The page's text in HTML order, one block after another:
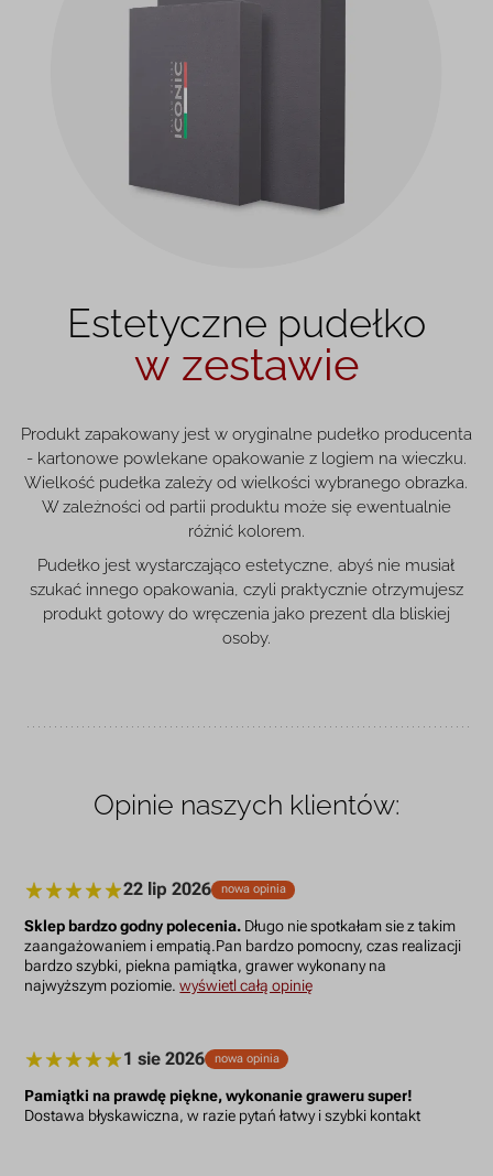
Estetyczne pudełko
w zestawie
Produkt zapakowany jest w oryginalne pudełko producenta
- kartonowe powlekane opakowanie z logiem na wieczku.
Wielkość pudełka zależy od wielkości wybranego obrazka.
W zależności od partii produktu może się ewentualnie
różnić kolorem.
Pudełko jest wystarczająco estetyczne, abyś nie musiał
szukać innego opakowania, czyli praktycznie otrzymujesz
produkt gotowy do wręczenia jako prezent dla bliskiej
osoby.
Opinie naszych klientów:
22 lip 2026 nowa opinia
Sklep bardzo godny polecenia. Długo nie spotkałam sie z takim
zaangażowaniem i empatią.Pan bardzo pomocny, czas realizacji
bardzo szybki, piekna pamiątka, grawer wykonany na
najwyższym poziomie.wyświetl całą opinię
1 sie 2026 nowa opinia
Pamiątki na prawdę piękne, wykonanie graweru super!
Dostawa błyskawiczna, w razie pytań łatwy i szybki kontakt